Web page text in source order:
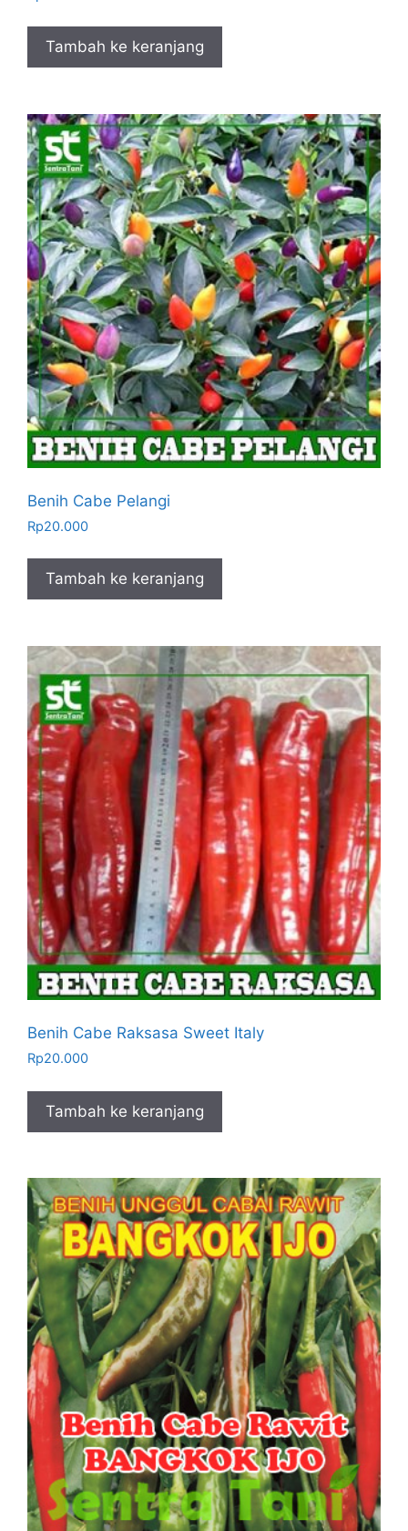
Tambah ke keranjang
Benih Cabe Pelangi
Rp20.000
Tambah ke keranjang
Benih Cabe Raksasa Sweet Italy
Rp20.000
Tambah ke keranjang